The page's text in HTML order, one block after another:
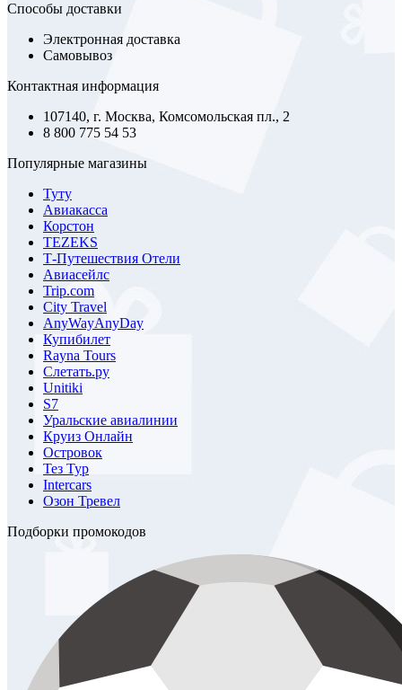
Способы доставки
Электронная доставка
Самовывоз
Контактная информация
107140, г. Москва, Комсомольская пл., 2
8 800 775 54 53
Популярные магазины
Туту
Авиакасса
Корстон
TEZEKS
Т-Путешествия Отели
Авиасейлс
Trip.com
City Travel
AnyWayAnyDay
Купибилет
Rayna Tours
Слетать.ру
Unitiki
S7
Уральские авиалинии
Круиз Онлайн
Островок
Тез Тур
Intercars
Озон Тревел
Подборки промокодов